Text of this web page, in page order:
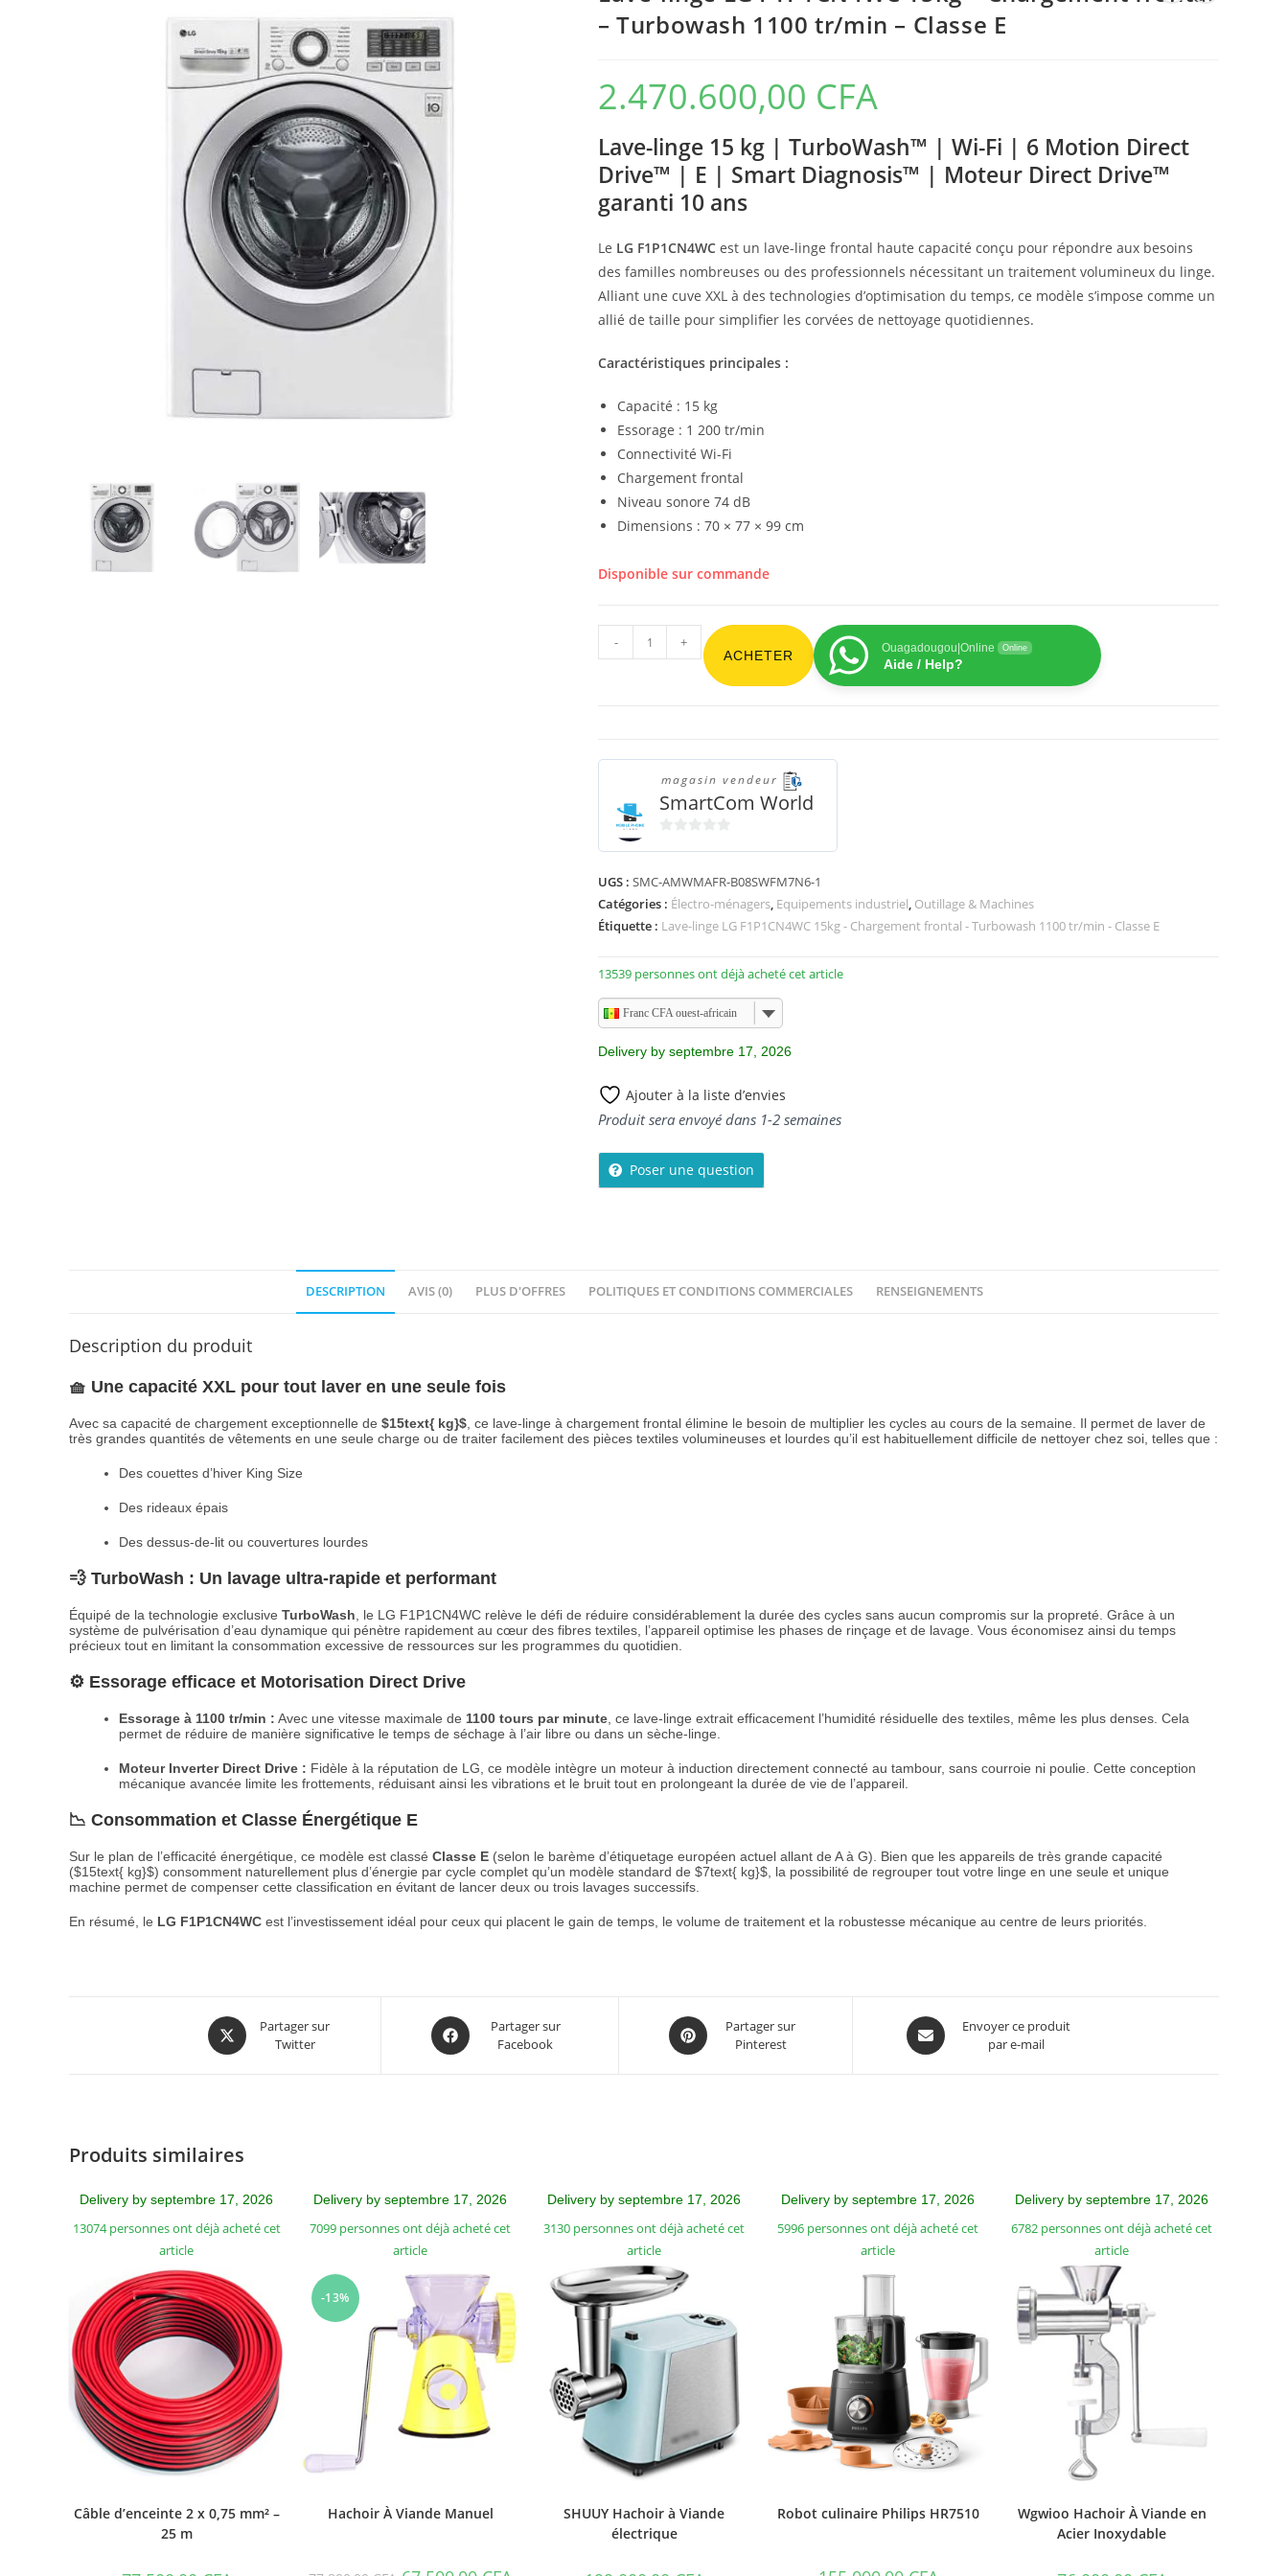
– Turbowash 1100 tr/min – Classe E
2.470.600,00 CFA
Lave-linge 15 kg | TurboWash™ | Wi-Fi | 6 Motion Direct
Drive™ | E | Smart Diagnosis™ | Moteur Direct Drive™
garanti 10 ans
Le LG F1P1CN4WC est un lave-linge frontal haute capacité conçu pour répondre aux besoins
des familles nombreuses ou des professionnels nécessitant un traitement volumineux du linge.
Alliant une cuve XXL à des technologies d’optimisation du temps, ce modèle s’impose comme un
allié de taille pour simplifier les corvées de nettoyage quotidiennes.
Caractéristiques principales :
Capacité : 15 kg
Essorage : 1 200 tr/min
Connectivité Wi-Fi
Chargement frontal
Niveau sonore 74 dB
Dimensions : 70 × 77 × 99 cm
Disponible sur commande
- +
ACHETER Ouagadougou|Online Online
Aide / Help?
magasin vendeur
SmartCom World
u
r
5
UGS : SMC-AMWMAFR-B08SWFM7N6-1
Catégories : Électro-ménagers, Equipements industriel, Outillage & Machines
Étiquette : Lave-linge LG F1P1CN4WC 15kg - Chargement frontal - Turbowash 1100 tr/min - Classe E
13539 personnes ont déjà acheté cet article
Franc CFA ouest-africain
Delivery by septembre 17, 2026
Ajouter à la liste d’envies
Produit sera envoyé dans 1-2 semaines
Poser une question
DESCRIPTION AVIS (0) PLUS D'OFFRES POLITIQUES ET CONDITIONS COMMERCIALES RENSEIGNEMENTS
Description du produit
🧺 Une capacité XXL pour tout laver en une seule fois
Avec sa capacité de chargement exceptionnelle de $15text{ kg}$, ce lave-linge à chargement frontal élimine le besoin de multiplier les cycles au cours de la semaine. Il permet de laver de
très grandes quantités de vêtements en une seule charge ou de traiter facilement des pièces textiles volumineuses et lourdes qu’il est habituellement difficile de nettoyer chez soi, telles que :
Des couettes d’hiver King Size
Des rideaux épais
Des dessus-de-lit ou couvertures lourdes
💨 TurboWash : Un lavage ultra-rapide et performant
Équipé de la technologie exclusive TurboWash, le LG F1P1CN4WC relève le défi de réduire considérablement la durée des cycles sans aucun compromis sur la propreté. Grâce à un
système de pulvérisation d’eau dynamique qui pénètre rapidement au cœur des fibres textiles, l’appareil optimise les phases de rinçage et de lavage. Vous économisez ainsi du temps
précieux tout en limitant la consommation excessive de ressources sur les programmes du quotidien.
⚙️ Essorage efficace et Motorisation Direct Drive
Essorage à 1100 tr/min : Avec une vitesse maximale de 1100 tours par minute, ce lave-linge extrait efficacement l’humidité résiduelle des textiles, même les plus denses. Cela
permet de réduire de manière significative le temps de séchage à l’air libre ou dans un sèche-linge.
Moteur Inverter Direct Drive : Fidèle à la réputation de LG, ce modèle intègre un moteur à induction directement connecté au tambour, sans courroie ni poulie. Cette conception
mécanique avancée limite les frottements, réduisant ainsi les vibrations et le bruit tout en prolongeant la durée de vie de l’appareil.
📉 Consommation et Classe Énergétique E
Sur le plan de l’efficacité énergétique, ce modèle est classé Classe E (selon le barème d’étiquetage européen actuel allant de A à G). Bien que les appareils de très grande capacité
($15text{ kg}$) consomment naturellement plus d’énergie par cycle complet qu’un modèle standard de $7text{ kg}$, la possibilité de regrouper tout votre linge en une seule et unique
machine permet de compenser cette classification en évitant de lancer deux ou trois lavages successifs.
En résumé, le LG F1P1CN4WC est l’investissement idéal pour ceux qui placent le gain de temps, le volume de traitement et la robustesse mécanique au centre de leurs priorités.
Partager sur
Twitter
Partager sur
Facebook
Partager sur
Pinterest
Envoyer ce produit
par e-mail
Produits similaires
Delivery by septembre 17, 2026
13074 personnes ont déjà acheté cet
article
Câble d’enceinte 2 x 0,75 mm² –
25 m
Delivery by septembre 17, 2026
7099 personnes ont déjà acheté cet
article
-13%
Hachoir À Viande Manuel
Delivery by septembre 17, 2026
3130 personnes ont déjà acheté cet
article
SHUUY Hachoir à Viande
électrique
Delivery by septembre 17, 2026
5996 personnes ont déjà acheté cet
article
Robot culinaire Philips HR7510
Delivery by septembre 17, 2026
6782 personnes ont déjà acheté cet
article
Wgwioo Hachoir À Viande en
Acier Inoxydable